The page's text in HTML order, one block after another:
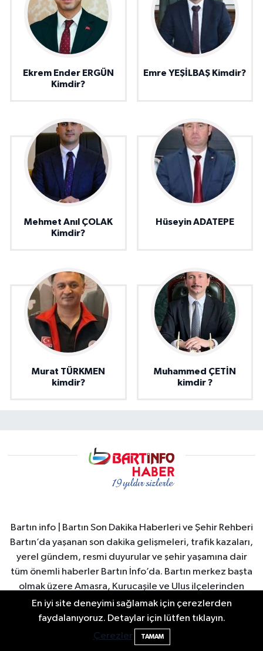
Ekrem Ender ERGÜN
Kimdir?
Emre YEŞİLBAŞ Kimdir?
Mehmet Anıl ÇOLAK
Kimdir?
Hüseyin ADATEPE
Murat TÜRKMEN
kimdir?
Muhammed ÇETİN
kimdir ?
Bartın info | Bartın Son Dakika Haberleri ve Şehir Rehberi
Bartın’da yaşanan son dakika gelişmeleri, trafik kazaları,
yerel gündem, resmi duyurular ve şehir yaşamına dair
tüm önemli haberler Bartın İnfo’da. Bartın merkez başta
olmak üzere Amasra, Kurucaşile ve Ulus ilçelerinden
güncel haberler hızlı ve güvenilir şekilde okuyuculara
ulaştırılır. Bartın Valiliği ve Bartın Belediyesi duyuruları,
şehirdeki sosyal yaşam, turizm gelişmeleri, ekonomi ve
spor haberleri anlık olarak yayınlanır. Ayrıca Bartın
En iyi site deneyimi sağlamak için çerezlerden
faydalanıyoruz. Detaylar için lütfen tıklayın.
Çerezler
TAMAM